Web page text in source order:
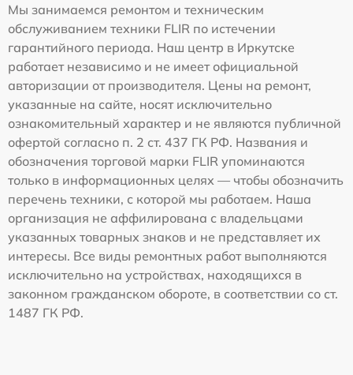
Мы занимаемся ремонтом и техническим
обслуживанием техники FLIR по истечении
гарантийного периода. Наш центр в Иркутске
работает независимо и не имеет официальной
авторизации от производителя. Цены на ремонт,
указанные на сайте, носят исключительно
ознакомительный характер и не являются публичной
офертой согласно п. 2 ст. 437 ГК РФ. Названия и
обозначения торговой марки FLIR упоминаются
только в информационных целях — чтобы обозначить
перечень техники, с которой мы работаем. Наша
организация не аффилирована с владельцами
указанных товарных знаков и не представляет их
интересы. Все виды ремонтных работ выполняются
исключительно на устройствах, находящихся в
законном гражданском обороте, в соответствии со ст.
1487 ГК РФ.